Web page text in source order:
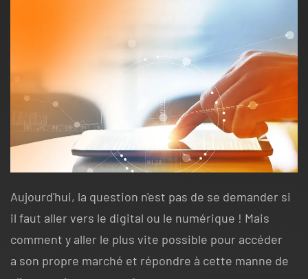
Aujourd'hui, la question n'est pas de se demander si
il faut aller vers le digital ou le numérique ! Mais
comment y aller le plus vite possible pour accéder
a son propre marché et répondre à cette manne de